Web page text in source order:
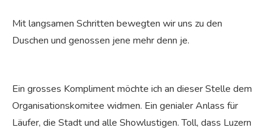
Mit langsamen Schritten bewegten wir uns zu den
Duschen und genossen jene mehr denn je.
Ein grosses Kompliment möchte ich an dieser Stelle dem
Organisationskomitee widmen. Ein genialer Anlass für
Läufer, die Stadt und alle Showlustigen. Toll, dass Luzern